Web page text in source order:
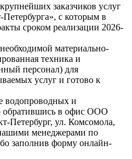
заказчиков услуг
с которым в
сроком реализации 2026-
материально-
техника и
персонал) для
услуг и готово к
водопроводных и
обратившись в офис ООО
ул. Комсомола,
менеджерами по
заполнив форму онлайн-